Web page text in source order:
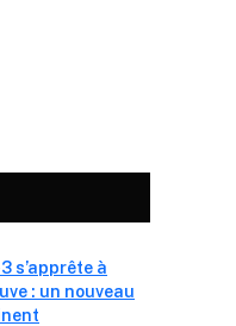
s’apprête à
: un nouveau